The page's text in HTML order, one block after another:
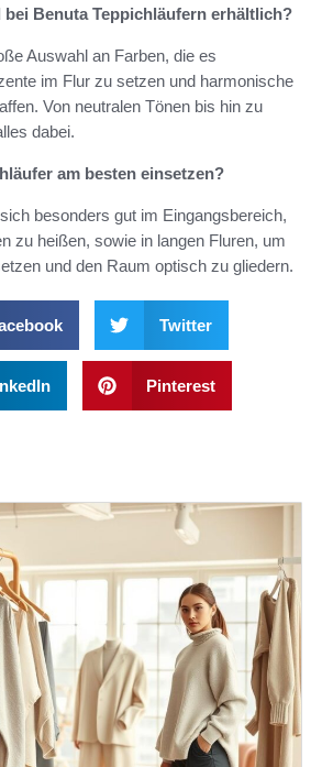
bei Benuta Teppichläufern erhältlich?
Auswahl an Farben, die es
im Flur zu setzen und harmonische
Von neutralen Tönen bis hin zu
dabei.
am besten einsetzen?
besonders gut im Eingangsbereich,
zu heißen, sowie in langen Fluren, um
und den Raum optisch zu gliedern.
Twitter
Pinterest